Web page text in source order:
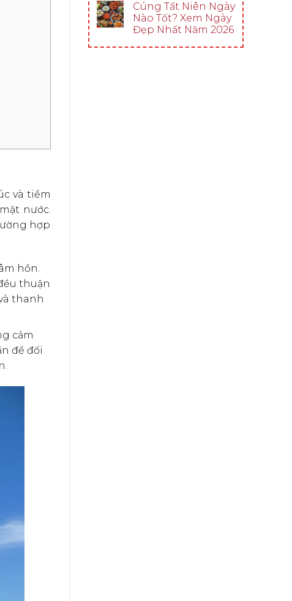
và tiềm
nước.
hợp
hồn.
thuận
thanh
cảm
để đối
Cúng Tất Niên Ngày
Nào Tốt? Xem Ngày
Đẹp Nhất Năm 2026